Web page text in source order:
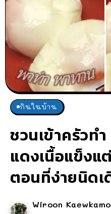
กินในบ้าน
ชวนเข้าครัวทำ
แดงเนื้อแข็งแ
ตอนที่ง่ายนิดเ
Wiroon